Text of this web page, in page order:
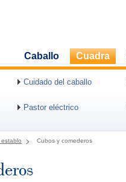
Caballo Cuadra
Cuidado del caballo
Pastor eléctrico
Cubos y comederos